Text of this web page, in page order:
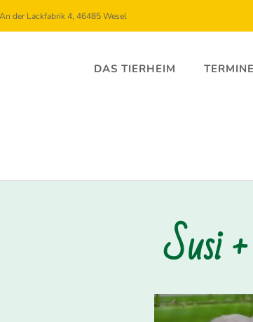
An der Lackfabrik 4, 46485 Wesel
DAS TIERHEIM TERMINE
Susi